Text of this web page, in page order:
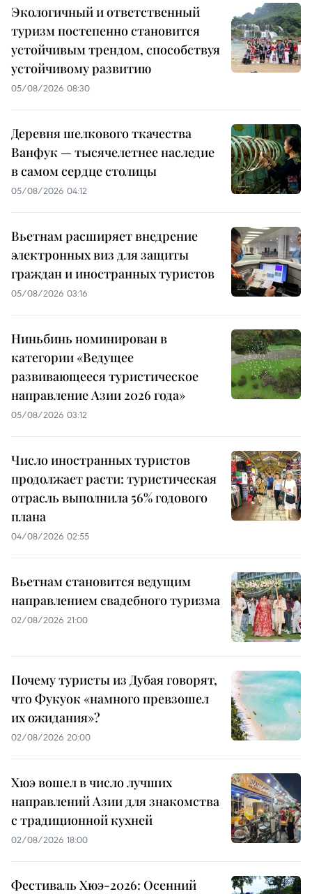
Экологичный и ответственный
туризм постепенно становится
устойчивым трендом, способствуя
устойчивому развитию
05/08/2026 08:30
Деревня шелкового ткачества
Ванфук — тысячелетнее наследие
в самом сердце столицы
05/08/2026 04:12
Вьетнам расширяет внедрение
электронных виз для защиты
граждан и иностранных туристов
05/08/2026 03:16
Ниньбинь номинирован в
категории «Ведущее
развивающееся туристическое
направление Азии 2026 года»
05/08/2026 03:12
Число иностранных туристов
продолжает расти: туристическая
отрасль выполнила 56% годового
плана
04/08/2026 02:55
Вьетнам становится ведущим
направлением свадебного туризма
02/08/2026 21:00
Почему туристы из Дубая говорят,
что Фукуок «намного превзошел
их ожидания»?
02/08/2026 20:00
Хюэ вошел в число лучших
направлений Азии для знакомства
с традиционной кухней
02/08/2026 18:00
Фестиваль Хюэ-2026: Осенний